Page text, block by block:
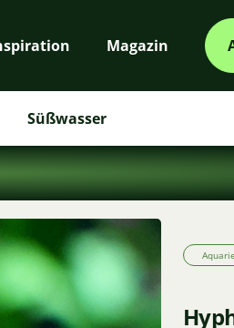
Magazin
Süßwasser